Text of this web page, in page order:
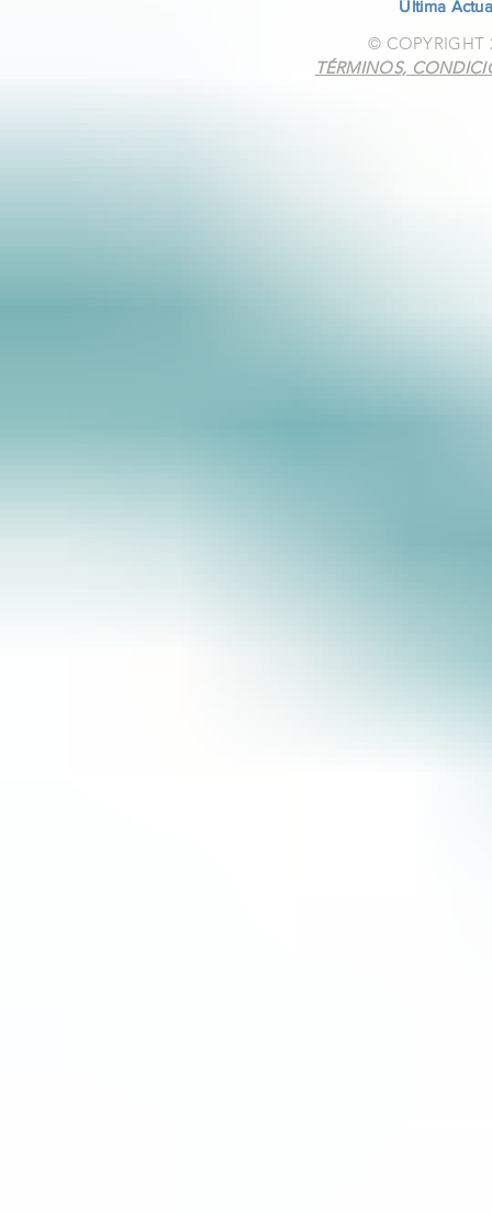
​Última
© COPYRIGHT
TÉRMINOS,